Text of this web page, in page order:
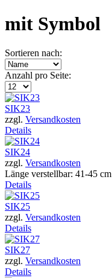
mit Symbol
Sortieren nach:
Anzahl pro Seite:
SIK23
zzgl. Versandkosten
Details
SIK24
zzgl. Versandkosten
Länge verstellbar: 41-45 cm
Details
SIK25
zzgl. Versandkosten
Details
SIK27
zzgl. Versandkosten
Details